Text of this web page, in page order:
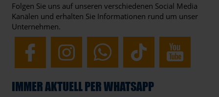
Folgen Sie uns auf unseren verschiedenen Social Media
Kanälen und erhalten Sie Informationen rund um unser
Unternehmen.
IMMER AKTUELL PER WHATSAPP